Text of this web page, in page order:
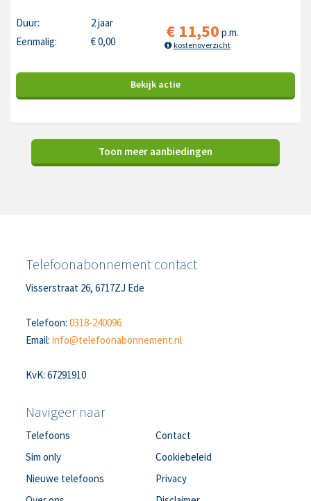
Duur:
2 jaar
Eenmalig:
€0,00 € 11,50 p.m.
kostenoverzicht
Bekijk actie
Toon meer aanbiedingen
Telefoonabonnement contact
Visserstraat 26, 6717ZJ Ede
Telefoon:0318-240096
Email:info@telefoonabonnement.nl
KvK: 67291910
Navigeer naar
Telefoons
Sim only
Nieuwe telefoons
Contact
Cookiebeleid
Privacy